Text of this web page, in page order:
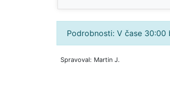
Podrobnosti: V čase 30:00
Spravoval: Martin J.